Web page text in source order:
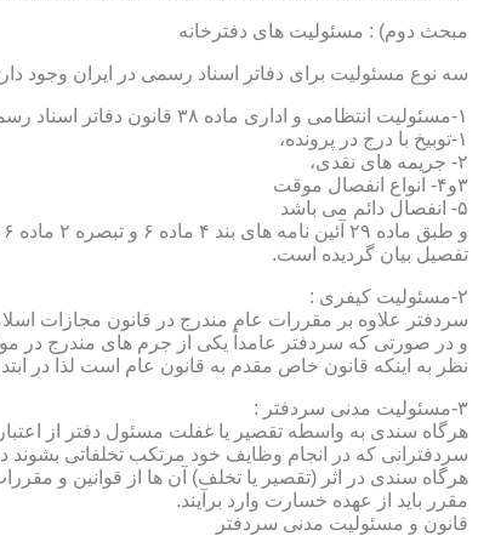
مبحث دوم) : مسئولیت های دفترخانه
سه نوع مسئولیت برای دفاتر اسناد رسمی در ایران وجود
۱-مسئولیت انتظامی و اداری ماده ۳۸ قانون دفاتر اسناد رسمی مجازات های انتظامی را برمی شمرد که ۵ درجه شامل :
۱-توبیخ با درج در پرونده،
۲- جریمه های نقدی،
۳و۴- انواع انفصال موقت
۵- انفصال دائم می باشد
تفصیل بیان گردیده است.
۲-مسئولیت کیفری :
سردفتر علاوه بر مقررات عام مندرج در قانون مجازات اسلامی، مقررات خاصی نیز در مواد
و در صورتی که سردفتر عامداً یکی از جرم های مندرج در
نظر به اینکه قانون خاص مقدم به قانون عام است لذا در
۳-مسئولیت مدنی سردفتر :
هرگاه سندی به واسطه تقصیر یا غفلت مسئول دفتر از
سردفترانی که در انجام وظایف خود مرتکب تخلفاتی
هرگاه سندی در اثر (تقصیر یا تخلف) آن ها از قوانین و
مقرر باید از عهده خسارت وارد برآیند.
قانون و مسئولیت مدنی سردفتر